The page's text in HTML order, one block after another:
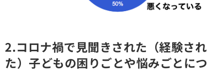
2.コロナ禍で見聞きされた（経験され
た）子どもの困りごとや悩みごとにつ